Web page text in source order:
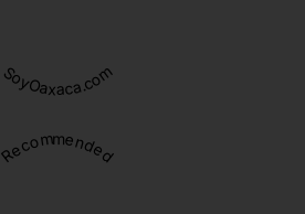
SoyOaxaca.com
Recommended